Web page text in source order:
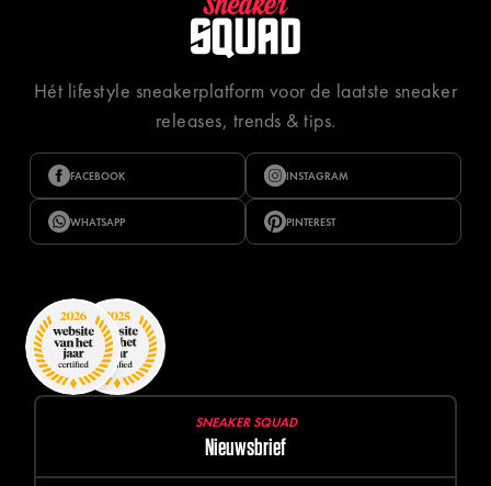
Hét lifestyle sneakerplatform voor de laatste sneaker
releases, trends & tips.
FACEBOOK INSTAGRAM
WHATSAPP PINTEREST
SNEAKER SQUAD
Nieuwsbrief